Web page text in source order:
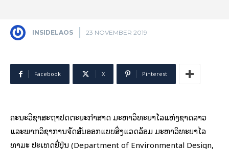
INSIDELAOS 23 NOVEMBER 2019
Facebook X Pinterest
ຄະນະວິຊາສະຖາປັດຕະຍະກໍາສາດ ມະຫາວິທະຍາໄລແຫ່ງຊາດລາວ
ແລະພາກວິຊາການຈັດສັນອອກແບບສິ່ງແວດລ້ອມ ມະຫາວິທະຍາໄລ
ທາມະ ປະເທດຍີ່ປຸ່ນ (Department of Environmental Design,